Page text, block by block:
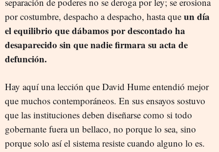
por costumbre, despacho a despacho, hasta que un día
el equilibrio que dábamos por descontado ha
desaparecido sin que nadie firmara su acta de
defunción.
Hay aquí una lección que David Hume entendió mejor
que muchos contemporáneos. En sus ensayos sostuvo
que las instituciones deben diseñarse como si todo
gobernante fuera un bellaco, no porque lo sea, sino
porque solo así el sistema resiste cuando alguno lo es.